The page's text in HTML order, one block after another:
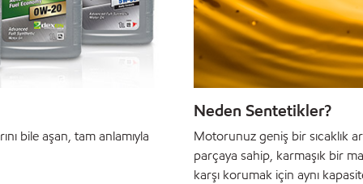
bile aşan, tam anlamıyla
Neden Sentetikler?
Motorunuz geniş bir sıcaklık
parçaya sahip, karmaşık bir
karşı korumak için aynı